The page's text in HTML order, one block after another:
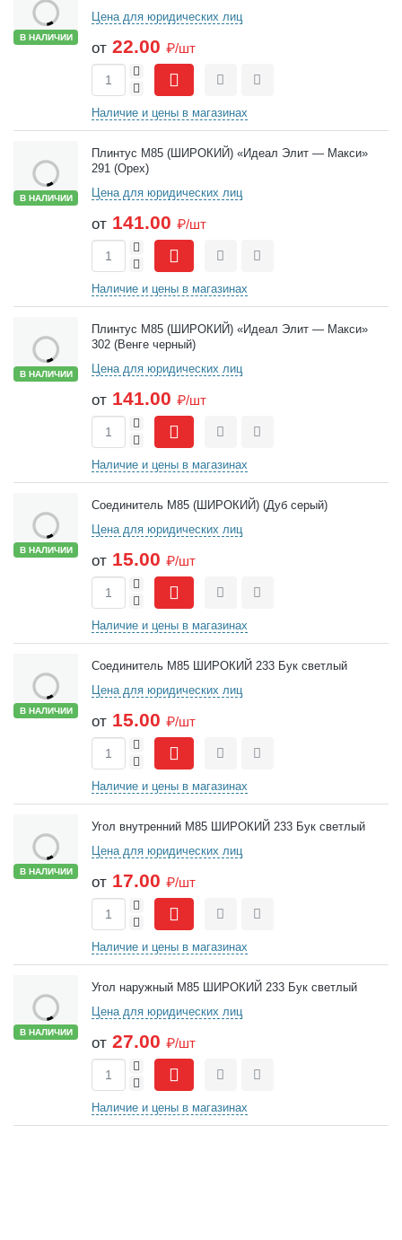
В НАЛИЧИИ
Цена для юридических лиц
от 22.00 ₽/шт
-
+
СравнитьОтложить
Наличие и цены в магазинах
В НАЛИЧИИ
Плинтус М85 (ШИРОКИЙ) «Идеал Элит — Макси»
291 (Орех)
Цена для юридических лиц
от 141.00 ₽/шт
-
+
СравнитьОтложить
Наличие и цены в магазинах
В НАЛИЧИИ
Плинтус М85 (ШИРОКИЙ) «Идеал Элит — Макси»
302 (Венге черный)
Цена для юридических лиц
от 141.00 ₽/шт
-
+
СравнитьОтложить
Наличие и цены в магазинах
В НАЛИЧИИ
Соединитель М85 (ШИРОКИЙ) (Дуб серый)
Цена для юридических лиц
от 15.00 ₽/шт
-
+
СравнитьОтложить
Наличие и цены в магазинах
В НАЛИЧИИ
Соединитель М85 ШИРОКИЙ 233 Бук светлый
Цена для юридических лиц
от 15.00 ₽/шт
-
+
СравнитьОтложить
Наличие и цены в магазинах
В НАЛИЧИИ
Угол внутренний М85 ШИРОКИЙ 233 Бук светлый
Цена для юридических лиц
от 17.00 ₽/шт
-
+
СравнитьОтложить
Наличие и цены в магазинах
В НАЛИЧИИ
Угол наружный М85 ШИРОКИЙ 233 Бук светлый
Цена для юридических лиц
от 27.00 ₽/шт
-
+
СравнитьОтложить
Наличие и цены в магазинах